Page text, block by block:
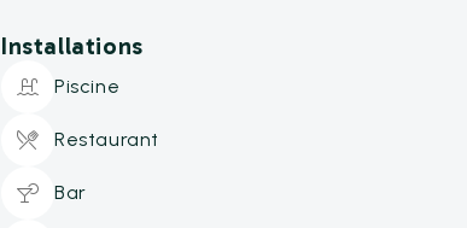
Installations
Piscine
Restaurant
Bar